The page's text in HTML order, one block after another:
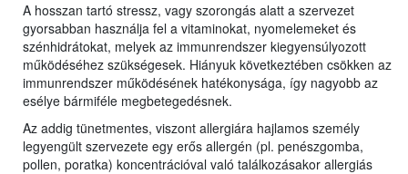
A hosszan tartó stressz, vagy szorongás alatt a szervezet
gyorsabban használja fel a vitaminokat, nyomelemeket és
szénhidrátokat, melyek az immunrendszer kiegyensúlyozott
működéséhez szükségesek. Hiányuk következtében csökken az
immunrendszer működésének hatékonysága, így nagyobb az
esélye bármiféle megbetegedésnek.
Az addig tünetmentes, viszont allergiára hajlamos személy
legyengült szervezete egy erős allergén (pl. penészgomba,
pollen, poratka) koncentrációval való találkozásakor allergiás